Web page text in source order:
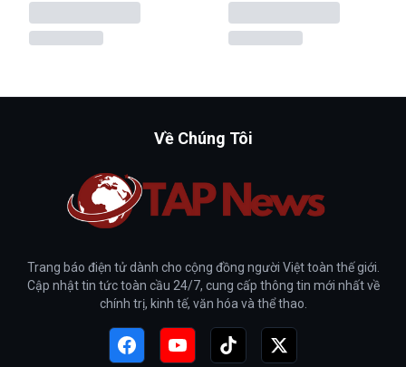
Về Chúng Tôi
Trang báo điện tử dành cho cộng đồng người Việt toàn thế giới.
Cập nhật tin tức toàn cầu 24/7, cung cấp thông tin mới nhất về
chính trị, kinh tế, văn hóa và thể thao.